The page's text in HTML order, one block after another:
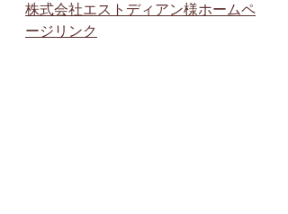
株式会社エストディアン様ホームペ
ージリンク